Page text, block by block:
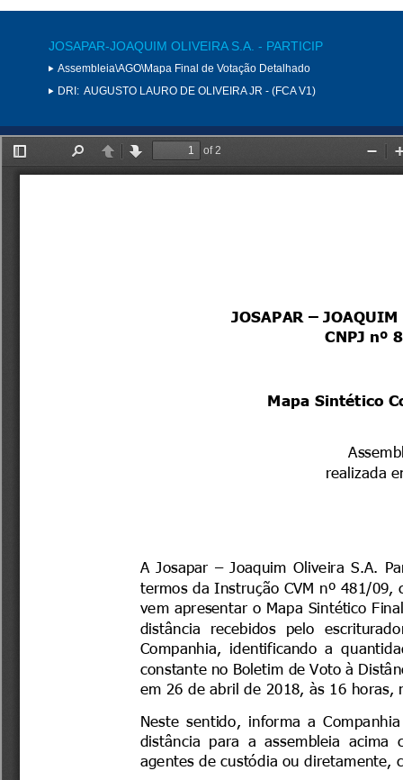
JOSAPAR-JOAQUIM OLIVEIRA S.A. - PARTICIP
Assembleia\AGO\Mapa Final de Votação Detalhado
DRI: AUGUSTO LAURO DE OLIVEIRA JR - (FCA V1)